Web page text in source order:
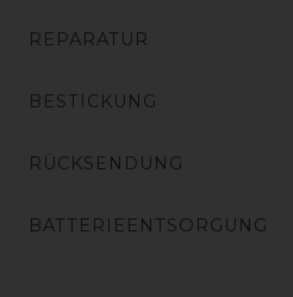
REPARATUR
BESTICKUNG
RÜCKSENDUNG
BATTERIEENTSORGUNG